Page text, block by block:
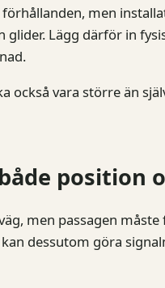
men
Lägg därför in
också vara större än
position
men passagen
dessutom göra